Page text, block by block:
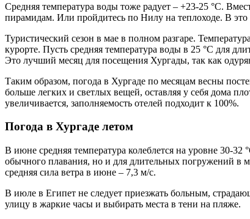
Средняя температура воды тоже радует – +23-25 °С.
пирамидам. Или пройдитесь по Нилу на теплоходе. В
Туристический сезон в мае в полном разгаре.
курорте. Пусть средняя температура воды в 25 °С для
Это лучший месяц для посещения Хургады, так как
Таким образом, погода в Хургаде по месяцам весны
больше легких и светлых вещей, оставляя у себя дома
увеличивается, заполняемость отелей подходит к 100%.
Погода в Хургаде летом
В июне средняя температура колеблется на уровне 30-32
обычного плавания, но и для длительных погружений в
средняя сила ветра в июне – 7,3 м/с.
В июле в Египет не следует приезжать больным,
улицу в жаркие часы и выбирать места в тени на пляже.